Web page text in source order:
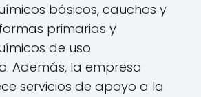
básicos, cauchos y
primarias y
de uso
Además, la empresa
servicios de apoyo a la